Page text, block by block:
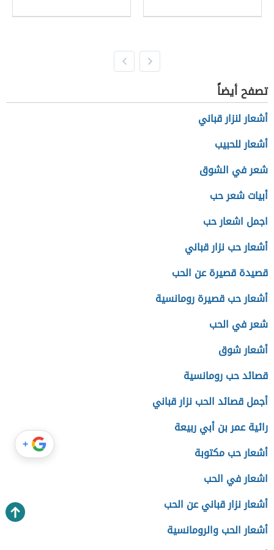
تصفح أيضاً
أشعار لنزار قباني
أشعار للحبيب
شعر في الشوق
أبيات شعر حب
اجمل اشعار حب
أشعار حب نزار قباني
قصيدة قصيرة عن الحب
أشعار حب قصيرة رومانسية
شعر في الحب
أشعار شوق
قصائد حب رومانسية
أجمل قصائد الحب نزار قباني
رائية عمر بن أبي ربيعة
أشعار حب مكتوبة
اشعار في الحب
أشعار نزار قباني عن الحب
أشعار الحب والرومانسية
+